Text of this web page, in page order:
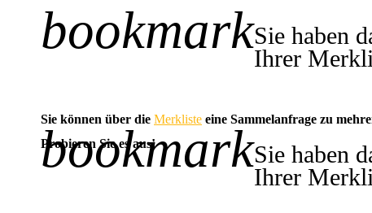
bookmarkSie haben
Ihrer
Sie können über die Merkliste eine Sammelanfrage zu
Probieren Sie es aus!
-1
bookmarkSie haben
Ihrer